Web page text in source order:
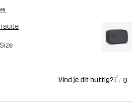
Vind je dit nuttig? 0